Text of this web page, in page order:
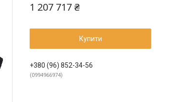
1 207 717 ₴
Купити
+380 (96) 852-34-56
0994966974